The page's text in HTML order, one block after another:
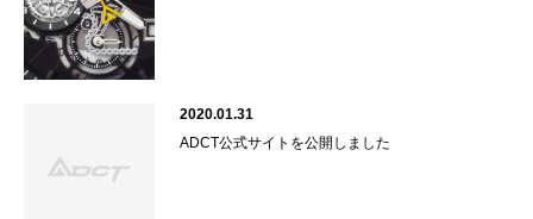
2020.01.31
ADCT公式サイトを公開しました